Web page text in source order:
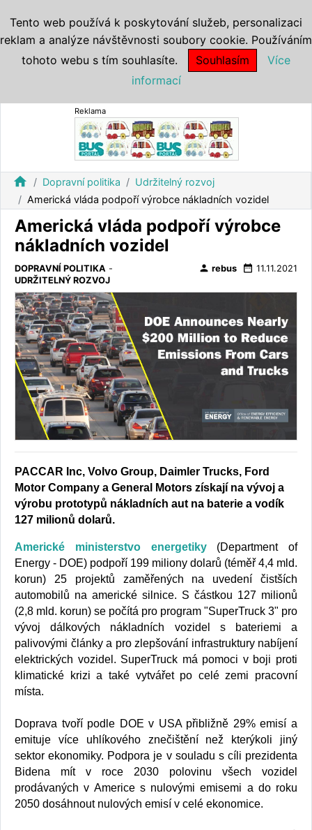
Reklama
home Dopravní politika
Udržitelný rozvoj
Americká vláda podpoří výrobce nákladních vozidel
Americká vláda podpoří výrobce
nákladních vozidel
DOPRAVNÍ POLITIKA -
UDRŽITELNÝ ROZVOJ
person rebus date_range 11.11.2021
PACCAR Inc, Volvo Group, Daimler Trucks, Ford
Motor Company a General Motors získají na vývoj a
výrobu prototypů nákladních aut na baterie a vodík
127 milionů dolarů.
Americké ministerstvo energetiky(Department of
Energy - DOE) podpoří 199 miliony dolarů (téměř 4,4 mld.
korun) 25 projektů zaměřených na uvedení čistších
automobilů na americké silnice. S částkou 127 milionů
(2,8 mld. korun) se počítá pro program "SuperTruck 3" pro
vývoj dálkových nákladních vozidel s bateriemi a
palivovými články a pro zlepšování infrastruktury nabíjení
elektrických vozidel. SuperTruck má pomoci v boji proti
klimatické krizi a také vytvářet po celé zemi pracovní
místa.
Doprava tvoří podle DOE v USA přibližně 29% emisí a
emituje více uhlíkového znečištění než kterýkoli jiný
sektor ekonomiky. Podpora je v souladu s cíli prezidenta
Bidena mít v roce 2030 polovinu všech vozidel
prodávaných v Americe s nulovými emisemi a do roku
2050 dosáhnout nulových emisí v celé ekonomice.
Tento web používá k poskytování služeb, personalizaci
reklam a analýze návštěvnosti soubory cookie. Používáním
tohoto webu s tím souhlasíte.
Souhlasím
Více
informací